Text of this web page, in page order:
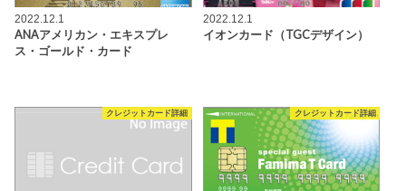
2022.12.1
ANAアメリカン・エキスプレ
ス・ゴールド・カード
2022.12.1
イオンカード（TGCデザイン）
クレジットカード詳細 クレジットカード詳細